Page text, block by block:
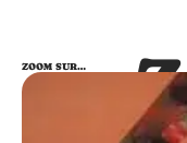
ZOOM SUR…